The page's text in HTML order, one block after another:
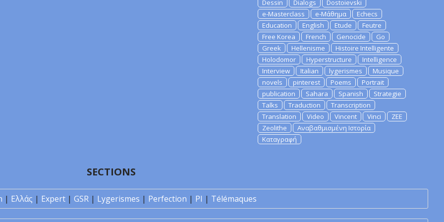
Dessin
Dialogs
Dostoievski
e-Masterclass
e-Μάθημα
Echecs
Education
English Etude
Feutre
Free Korea
French Genocide
Go
Greek
Hellenisme
Histoire Intelligente
Holodomor
Hyperstructure
Intelligence
Interview
Italian lygerismes
Musique
novels
pinterest Poems
Portrait
publication
Sahara Spanish
Strategie
Talks
Traduction
Transcription
Translation
Video Vincent Vinci
ZEE
Zeolithe
Αναβαθμισμένη Ιστορία
Καταγραφή
SECTIONS
| Ελλάς | Expert | GSR | Lygerismes | Perfection | PI | Télémaques